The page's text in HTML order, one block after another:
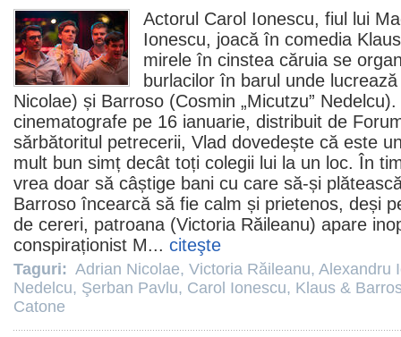
Actorul Carol Ionescu, fiul lui
Ionescu, joacă în comedia
mirele în cinstea căruia se
burlacilor în barul unde
Nicolae) și Barroso (Cosmin „Micutzu”
cinematografe pe 16 ianuarie, distribuit de
sărbătoritul petrecerii, Vlad dovedește că este
mult bun simț decât toți colegii lui la un loc. În
vrea doar să câștige bani cu care să-și
Barroso încearcă să fie calm și prietenos, deși
de cereri, patroana (Victoria Răileanu) apare
conspiraționist M... citeşte
Taguri: Adrian Nicolae, Victoria Răileanu, Alexandru
Nedelcu, Şerban Pavlu, Carol Ionescu, Klaus &
Catone